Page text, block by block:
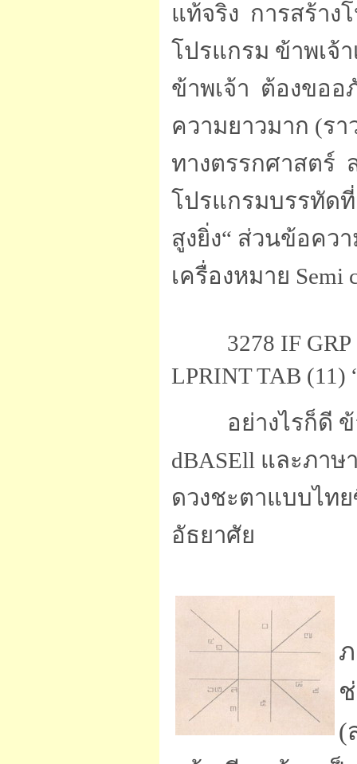
แท้จริง การสร้าง
โปรแกรม ข้าพเจ้
ข้าพเจ้า ต้องขออ
ความยาวมาก (ร
ทางตรรกศาสตร์
โปรแกรมบรรทัด
สูงยิ่ง“ ส่วนข้อคว
เครื่องหมาย
3278 IF GRP =
LPRINT TAB
อย่างไรก็ดี ข้า
dBASEll และภา
ดวงชะตาแบบไท
อัธยาศัย
(